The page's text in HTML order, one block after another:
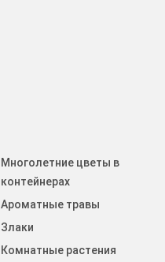
Многолетние цветы в
контейнерах
Ароматные травы
Злаки
Комнатные растения